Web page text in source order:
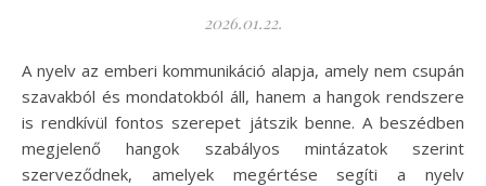
2026.01.22.
A nyelv az emberi kommunikáció alapja, amely nem csupán
szavakból és mondatokból áll, hanem a hangok rendszere
is rendkívül fontos szerepet játszik benne. A beszédben
megjelenő hangok szabályos mintázatok szerint
szerveződnek, amelyek megértése segíti a nyelv